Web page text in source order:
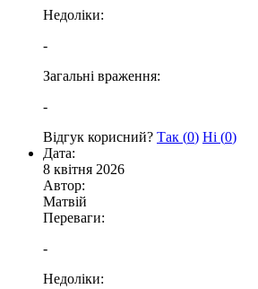
Недоліки:
-
Загальні враження:
-
Відгук корисний? Так (0) Ні (0)
Дата:
8 квітня 2026
Автор:
Матвій
Переваги:
-
Недоліки: